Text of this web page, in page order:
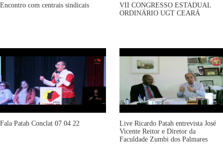
Encontro com centrais sindicais
VII CONGRESSO ESTADUAL
ORDINÁRIO UGT CEARÁ
Fala Patah Conclat 07 04 22
Live Ricardo Patah entrevista José
Vicente Reitor e Diretor da
Faculdade Zumbi dos Palmares